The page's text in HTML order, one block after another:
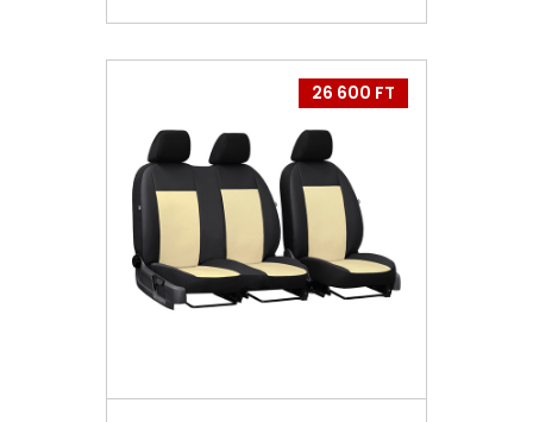
26 600 FT